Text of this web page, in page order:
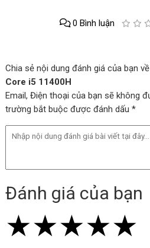
0 Bình luận
Chia sẻ nội dung đánh giá của bạn về
Core i5 11400H
Email, Điện thoại của bạn sẽ không
trường bắt buộc được đánh dấu *
Đánh giá của bạn
★
★★
★★★
★★★★
★★★★★